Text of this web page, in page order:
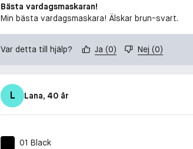
Bästa vardagsmaskaran!
Min bästa vardagsmaskara! Älskar brun-svart.
Var detta till hjälp? Ja (0) Nej (0)
L Lana, 40 år
01 Black